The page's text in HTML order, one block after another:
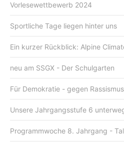
Vorlesewettbewerb 2024
Sportliche Tage liegen hinter uns
Ein kurzer Rückblick: Alpine
neu am SSGX - Der Schulgarten
Für Demokratie - gegen Rassismus
Unsere Jahrgangsstufe 6
Programmwoche 8. Jahrgang -